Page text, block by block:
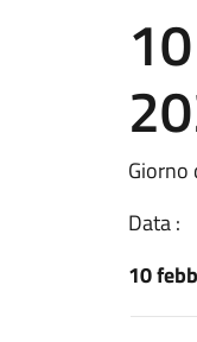
Giorno
Data :
10